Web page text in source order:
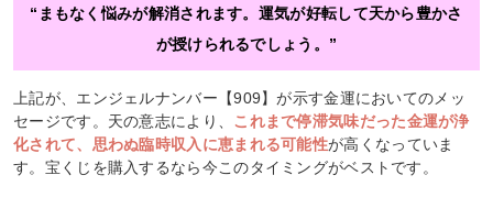
“まもなく悩みが解消されます。運気が好転して天から豊かさ
が授けられるでしょう。”
上記が、エンジェルナンバー【909】が示す金運においてのメッ
セージです。天の意志により、 これまで停滞気味だった金運が浄
化されて、思わぬ臨時収入に恵まれる可能性が高くなっていま
す。宝くじを購入するなら今このタイミングがベストです。